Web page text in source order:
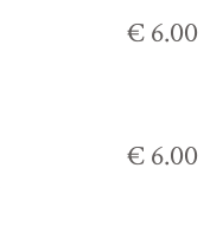
€ 6.00
€ 6.00